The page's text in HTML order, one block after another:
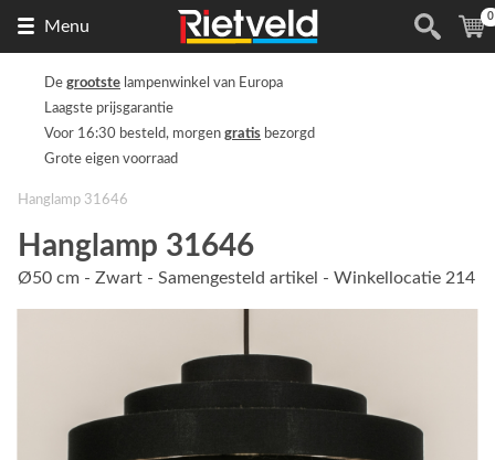
Menu
de
(
0
De grootste lampenwinkel van Europa
Laagste prijsgarantie
Voor 16:30 besteld, morgen gratis bezorgd
Grote eigen voorraad
Hanglamp 31646
Hanglamp 31646
Ø50 cm - Zwart - Samengesteld artikel - Winkellocatie 214